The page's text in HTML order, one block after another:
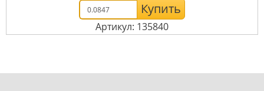
Купить
Артикул: 135840